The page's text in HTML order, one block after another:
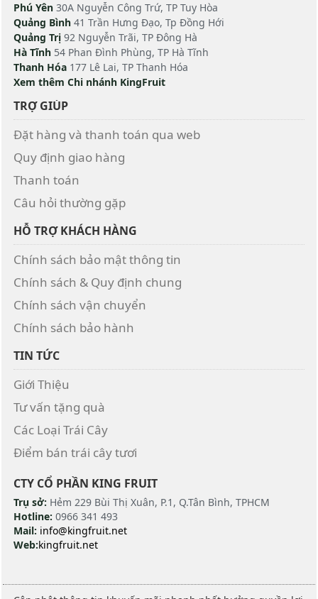
Phú Yên 30A Nguyễn Công Trứ, TP Tuy Hòa
Quảng Bình 41 Trần Hưng Đạo, Tp Đồng Hới
Quảng Trị 92 Nguyễn Trãi, TP Đông Hà
Hà Tĩnh 54 Phan Đình Phùng, TP Hà Tĩnh
Thanh Hóa 177 Lê Lai, TP Thanh Hóa
Xem thêm Chi nhánh KingFruit
TRỢ GIÚP
Đặt hàng và thanh toán qua web
Quy định giao hàng
Thanh toán
Câu hỏi thường gặp
HỖ TRỢ KHÁCH HÀNG
Chính sách bảo mật thông tin
Chính sách & Quy định chung
Chính sách vận chuyển
Chính sách bảo hành
TIN TỨC
Giới Thiệu
Tư vấn tặng quà
Các Loại Trái Cây
Điểm bán trái cây tươi
CTY CỔ PHẦN KING FRUIT
Trụ sở: Hẻm 229 Bùi Thị Xuân, P.1, Q.Tân Bình, TPHCM
Hotline: 0966 341 493
Mail: info@kingfruit.net
Web:kingfruit.net